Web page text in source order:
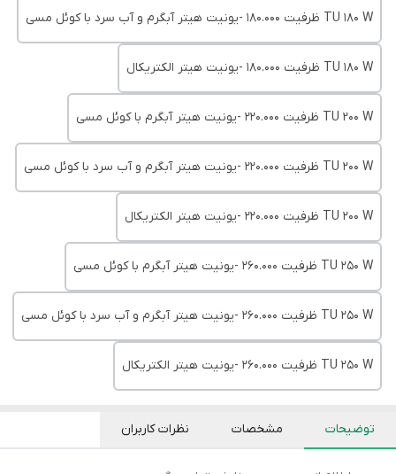
TU 180 W ظرفیت 180.000 -یونیت هیتر آبگرم و آب سرد با کوئل مسی
TU 180 W ظرفیت 180.000 -یونیت هیتر الکتریکال
TU 200 W ظرفیت 220.000 -یونیت هیتر آبگرم با کوئل مسی
TU 200 W ظرفیت 220.000 -یونیت هیتر آبگرم و آب سرد با کوئل مسی
TU 200 W ظرفیت 220.000 -یونیت هیتر الکتریکال
TU 250 W ظرفیت 260.000 -یونیت هیتر آبگرم با کوئل مسی
TU 250 W ظرفیت 260.000 -یونیت هیتر آبگرم و آب سرد با کوئل مسی
TU 250 W ظرفیت 260.000 -یونیت هیتر الکتریکال
توضیحات مشخصات نظرات کاربران